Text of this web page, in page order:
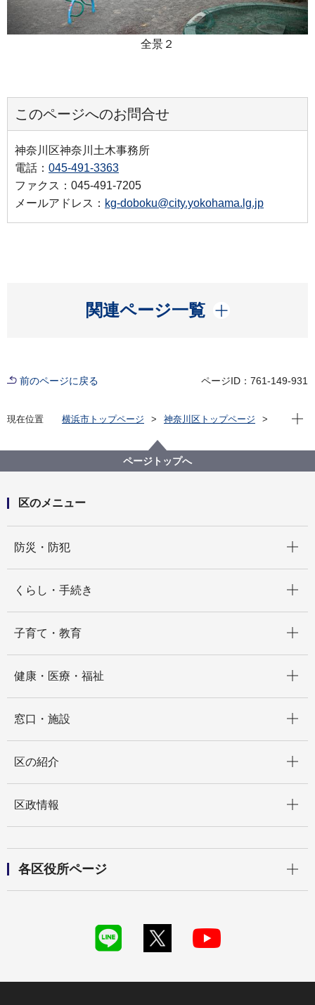
全景２
このページへのお問合せ
神奈川区神奈川土木事務所
電話： 045-491-3363
ファクス：045-491-7205
メールアドレス： kg-doboku@city.yokohama.lg.jp
関連ページ一覧
開く
前のページに戻る ページID：761-149-931
現在位置 横浜市トップページ
神奈川区トップページ
白幡南町第二公園（しらはたみなみちょうだいにこう
えん）
現在
ページトップへ
区のメニュー
防災・防犯
くらし・手続き
子育て・教育
健康・医療・福祉
窓口・施設
区の紹介
区政情報
各区役所ページ